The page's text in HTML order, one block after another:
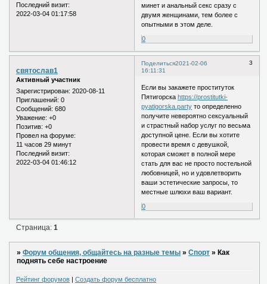
Последний визит:
2022-03-04 01:17:58
минет и анальный секс сразу с
двумя женщинами, тем более с
опытными в этом деле.
0
Поделиться 3
2021-02-06
16:11:31
святослав1
Активный участник
Зарегистрирован: 2020-08-11
Приглашений: 0
Сообщений: 680
Уважение: +0
Позитив: +0
Провел на форуме:
11 часов 29 минут
Последний визит:
2022-03-04 01:46:12
Если вы закажете проституток
Пятигорскаhttps://prostitutki-
pyatigorska.party то определенно
получите невероятно сексуальный
и страстный набор услуг по весьма
доступной цене. Если вы хотите
провести время с девушкой,
которая сможет в полной мере
стать для вас не просто постельной
любовницей, но и удовлетворить
ваши эстетические запросы, то
местные шлюхи ваш вариант.
0
Страница:1
»Форум общения, общайтесь на разные темы »Спорт »Как
поднять себе настроение
Рейтинг форумов | Создать форум бесплатно